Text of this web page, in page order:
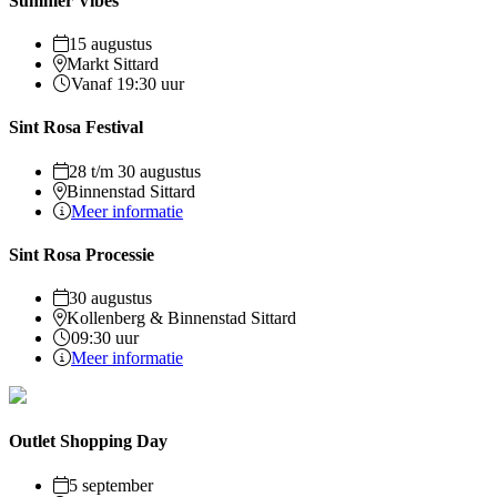
15 augustus
Markt Sittard
Vanaf 19:30 uur
Sint Rosa Festival
28 t/m 30 augustus
Binnenstad Sittard
Meer informatie
Sint Rosa Processie
30 augustus
Kollenberg & Binnenstad Sittard
09:30 uur
Meer informatie
Outlet Shopping Day
5 september